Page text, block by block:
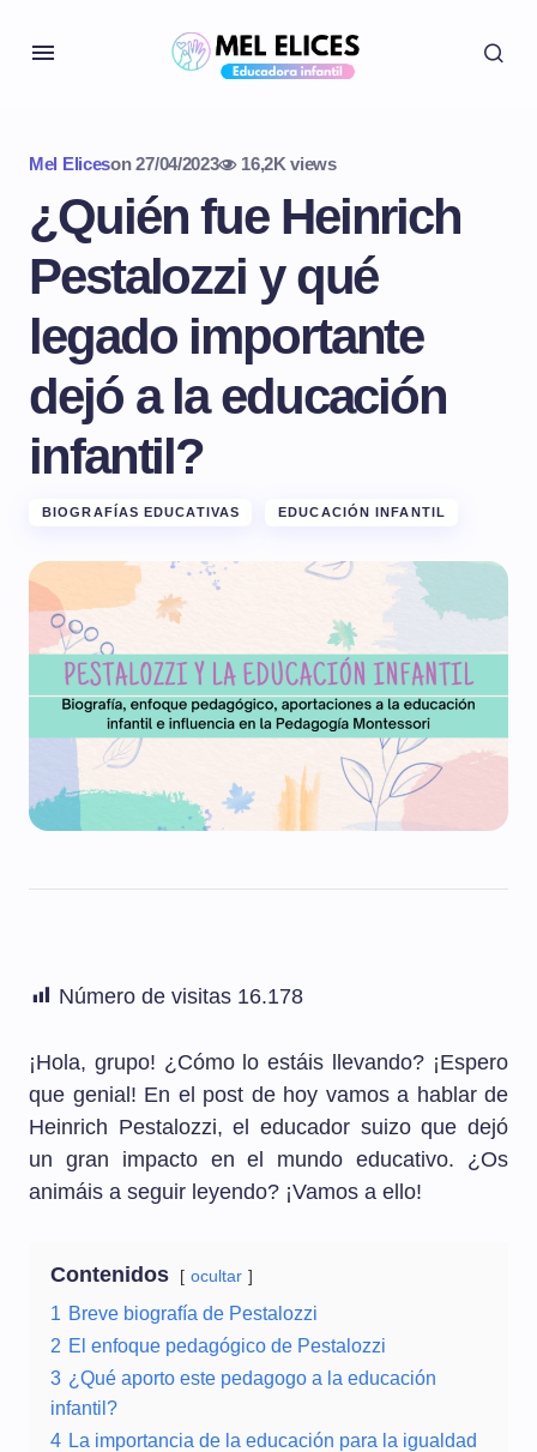
Mel Eliceson 27/04/2023 16,2K views
¿Quién fue Heinrich
Pestalozzi y qué
legado importante
dejó a la educación
infantil?
BIOGRAFÍAS EDUCATIVAS EDUCACIÓN INFANTIL
Número de visitas 16.178
¡Hola, grupo! ¿Cómo lo estáis llevando? ¡Espero
que genial! En el post de hoy vamos a hablar de
Heinrich Pestalozzi, el educador suizo que dejó
un gran impacto en el mundo educativo. ¿Os
animáis a seguir leyendo? ¡Vamos a ello!
Contenidos ocultar
1 Breve biografía de Pestalozzi
2 El enfoque pedagógico de Pestalozzi
3 ¿Qué aporto este pedagogo a la educación
infantil?
4 La importancia de la educación para la igualdad